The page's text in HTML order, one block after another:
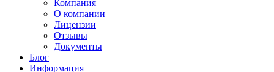
Компания
О компании
Лицензии
Отзывы
Документы
Блог
Информация